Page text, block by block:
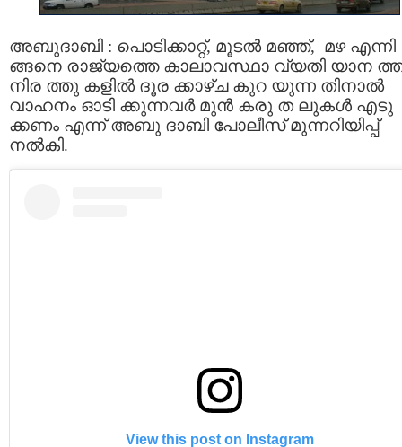
അബുദാബി : പൊടിക്കാറ്റ്, മൂടൽ മഞ്ഞ്, മഴ എന്നി
ങ്ങനെ രാജ്യത്തെ കാലാവസ്ഥാ വ്യതി യാന
നിര ത്തു കളിൽ ദൂര ക്കാഴ്ച കുറ യുന്ന തിനാല്‍
വാഹനം ഓടി ക്കുന്നവര്‍ മുന്‍ കരു ത ലുകള്‍ എടു
ക്കണം എന്ന് അബു ദാബി പോലീസ് മുന്നറിയിപ്പ്
നല്‍കി.
View this post on Instagram